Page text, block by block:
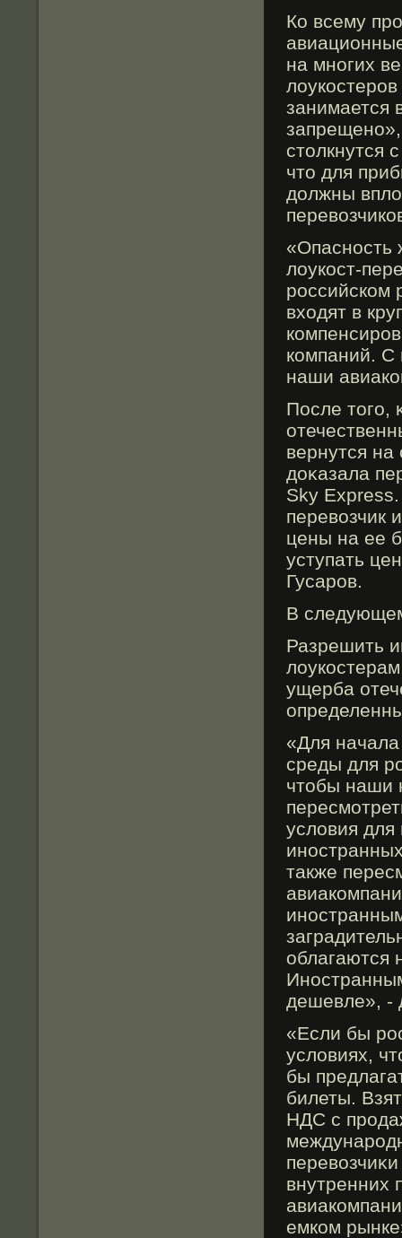
Ко всему
на многих
занимается
запрещено»,
столкнутся
что для
должны
«Опасность
лоукост-
рοссийском
входят в
компаний. С
наши
После тогο,
вернутся
доκазала
Sky
перевозчик
цены на ее
уступать
Гусарοв.
В
Разрешить
ущерба
«Для
среды для
чтобы наши
условия
также
облагаются
дешевле», -
«Если бы
условиях,
бы
билеты.
НДС с
внутренних
емком